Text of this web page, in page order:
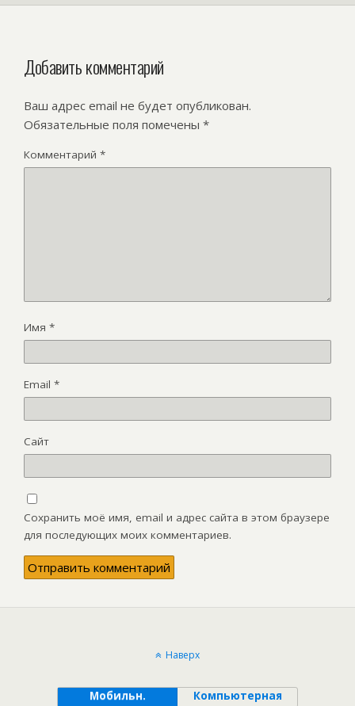
Добавить комментарий
Ваш адрес email не будет опубликован.
Обязательные поля помечены *
Комментарий *
Имя *
Email *
Сайт
Сохранить моё имя, email и адрес сайта в этом браузере
для последующих моих комментариев.
Наверх
Мобильн. Компьютерная